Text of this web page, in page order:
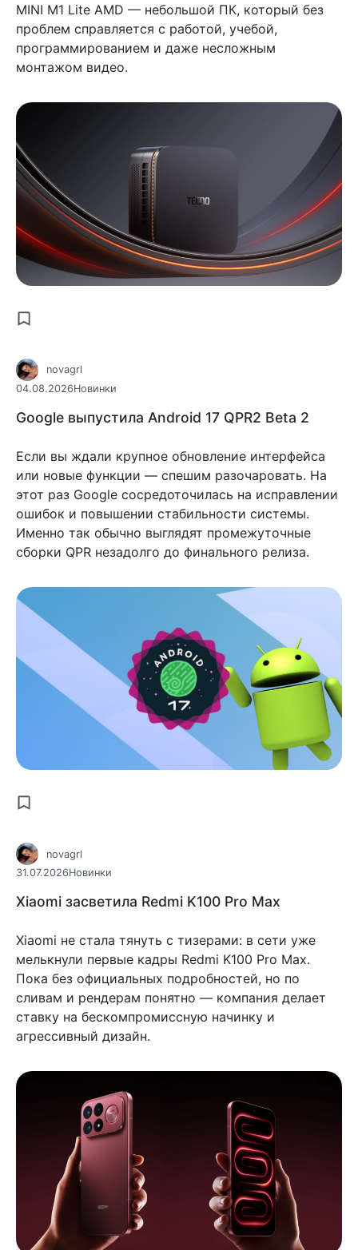
MINI M1 Lite AMD — небольшой ПК, который без
проблем справляется с работой, учебой,
программированием и даже несложным
монтажом видео.
novagrl
04.08.2026Новинки
Google выпустила Android 17 QPR2 Beta 2
Если вы ждали крупное обновление интерфейса
или новые функции — спешим разочаровать. На
этот раз Google сосредоточилась на исправлении
ошибок и повышении стабильности системы.
Именно так обычно выглядят промежуточные
сборки QPR незадолго до финального релиза.
novagrl
31.07.2026Новинки
Xiaomi засветила Redmi K100 Pro Max
Xiaomi не стала тянуть с тизерами: в сети уже
мелькнули первые кадры Redmi K100 Pro Max.
Пока без официальных подробностей, но по
сливам и рендерам понятно — компания делает
ставку на бескомпромиссную начинку и
агрессивный дизайн.